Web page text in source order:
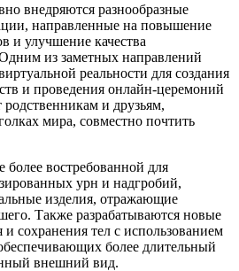
внедряются разнообразные
направленные на повышение
и улучшение качества
из заметных направлений
реальности для создания
и проведения онлайн-церемоний
и друзьям,
мира, совместно почтить
более востребованной для
урн и надгробий,
изделия, отражающие
Также разрабатываются новые
сохранения тел с использованием
более длительный
внешний вид.